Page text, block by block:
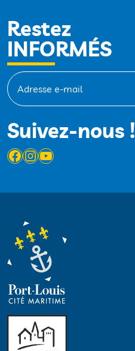
Restez
INFORMÉS
Suivez-nous !
Facebook
Instagram
YouTube